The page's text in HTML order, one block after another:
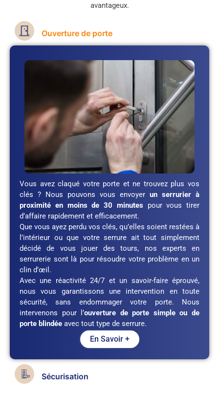
avantageux.
Ouverture de porte
Vous avez claqué votre porte et ne trouvez plus vos
clés ? Nous pouvons vous envoyer un serrurier à
proximité en moins de 30 minutes pour vous tirer
d’affaire rapidement et efficacement.
Que vous ayez perdu vos clés, qu’elles soient restées à
l’intérieur ou que votre serrure ait tout simplement
décidé de vous jouer des tours, nos experts en
serrurerie sont là pour résoudre votre problème en un
clin d’œil.
Avec une réactivité 24/7 et un savoir-faire éprouvé,
nous vous garantissons une intervention en toute
sécurité, sans endommager votre porte. Nous
intervenons pour l’ouverture de porte simple ou de
porte blindée avec tout type de serrure.
En Savoir +
Sécurisation